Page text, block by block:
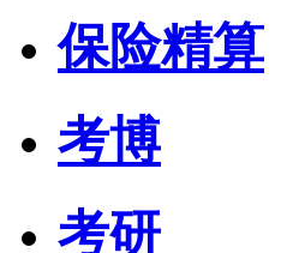
保险精算
考博
考研